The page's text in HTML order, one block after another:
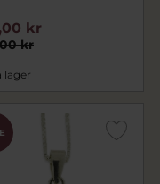
kr
kr
lager